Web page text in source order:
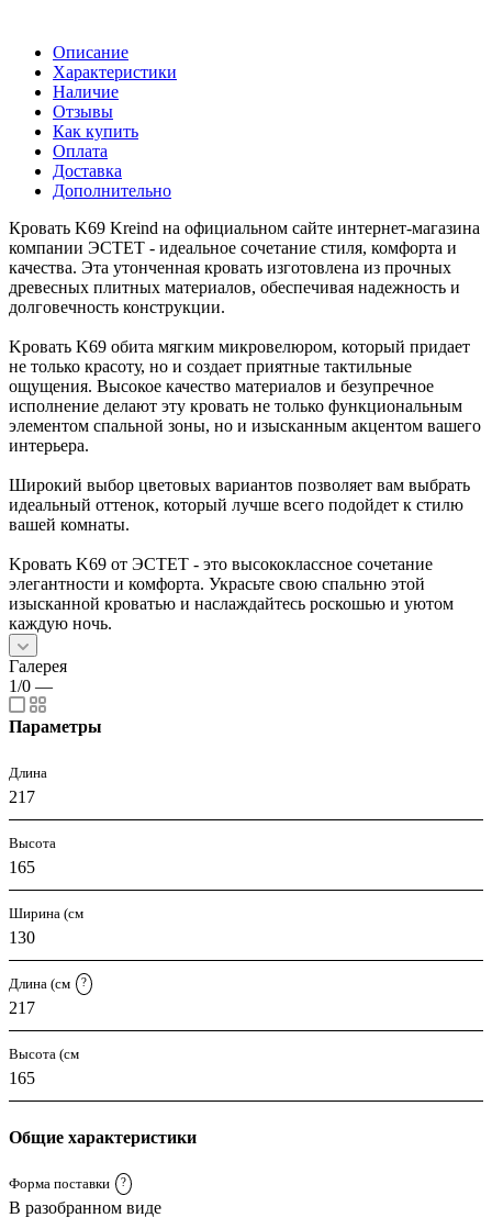
Описание
Характеристики
Наличие
Отзывы
Как купить
Оплата
Доставка
Дополнительно
Кровать K69 Kreind на официальном сайте интернет-магазина
компании ЭСТЕТ - идеальное сочетание стиля, комфорта и
качества. Эта утонченная кровать изготовлена из прочных
древесных плитных материалов, обеспечивая надежность и
долговечность конструкции.
Kровать K69 обита мягким микровелюром, который придает
не только красоту, но и создает приятные тактильные
ощущения. Высокое качество материалов и безупречное
исполнение делают эту кровать не только функциональным
элементом спальной зоны, но и изысканным акцентом вашего
интерьера.
Широкий выбор цветовых вариантов позволяет вам выбрать
идеальный оттенок, который лучше всего подойдет к стилю
вашей комнаты.
Kровать K69 от ЭСТЕТ - это высококлассное сочетание
элегантности и комфорта. Украсьте свою спальню этой
изысканной кроватью и наслаждайтесь роскошью и уютом
каждую ночь.
Галерея
1/0 —
Параметры
Длина
217
Высота
165
Ширина (см
130
Длина (см ?
217
Высота (см
165
Общие характеристики
Форма поставки ?
В разобранном виде